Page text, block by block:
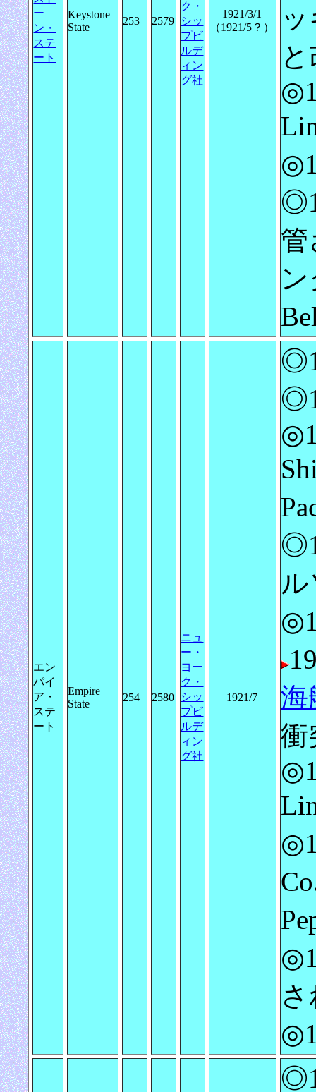
ー
ン・
ステ
ート
Keystone
State
253 2579
ク・
シッ
プビ
ルデ
ィン
グ社
1921/3/1
（1921/5？）
管
エン
パイ
ア・
ステ
ート
Empire
State
254 2580
ニュ
ー・
ヨー
ク・
シッ
プビ
ルデ
ィン
グ社
1921/7
ル
海
衝